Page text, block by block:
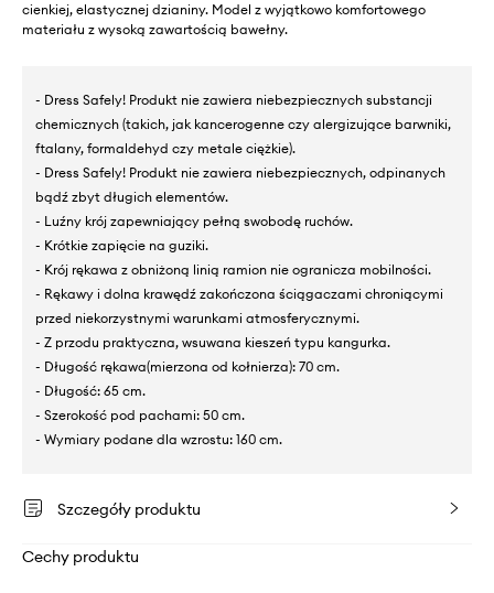
cienkiej, elastycznej dzianiny. Model z wyjątkowo komfortowego
materiału z wysoką zawartością bawełny.
- Dress Safely! Produkt nie zawiera niebezpiecznych substancji
chemicznych (takich, jak kancerogenne czy alergizujące barwniki,
ftalany, formaldehyd czy metale ciężkie).
- Dress Safely! Produkt nie zawiera niebezpiecznych, odpinanych
bądź zbyt długich elementów.
- Luźny krój zapewniający pełną swobodę ruchów.
- Krótkie zapięcie na guziki.
- Krój rękawa z obniżoną linią ramion nie ogranicza mobilności.
- Rękawy i dolna krawędź zakończona ściągaczami chroniącymi
przed niekorzystnymi warunkami atmosferycznymi.
- Z przodu praktyczna, wsuwana kieszeń typu kangurka.
- Długość rękawa(mierzona od kołnierza): 70 cm.
- Długość: 65 cm.
- Szerokość pod pachami: 50 cm.
- Wymiary podane dla wzrostu: 160 cm.
Szczegóły produktu
Cechy produktu